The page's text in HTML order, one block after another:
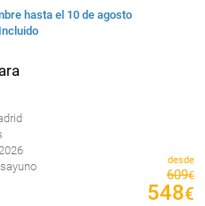
hasta el 10 de agosto
desde
609€
548€